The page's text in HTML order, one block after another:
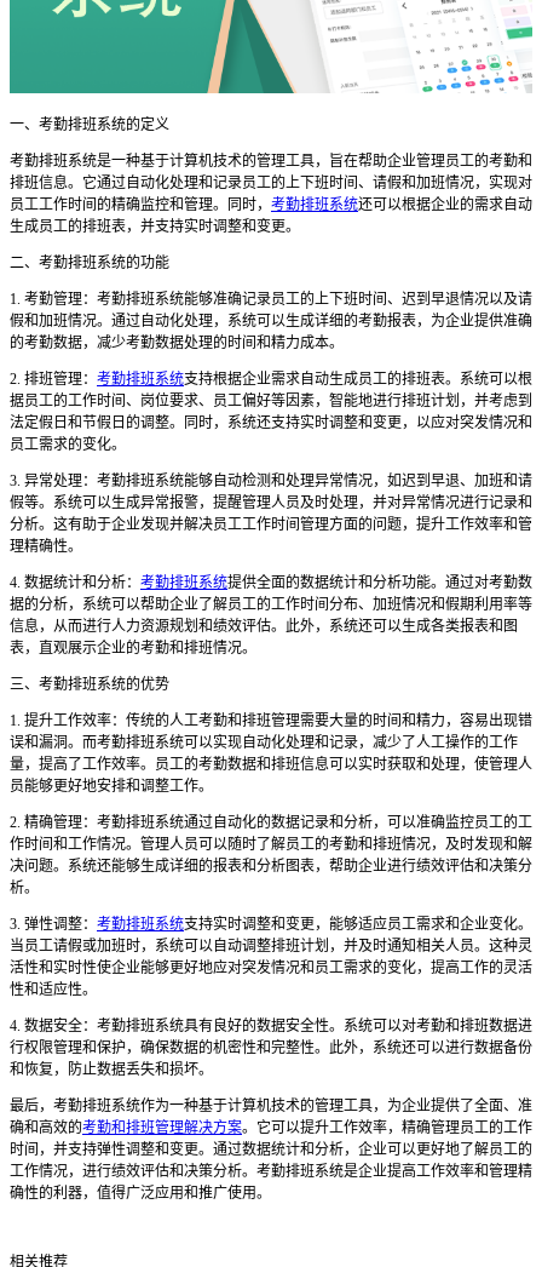
一、考勤排班系统的定义
考勤排班系统是一种基于计算机技术的管理工具，旨在帮助企业管理员工的考勤和
排班信息。它通过自动化处理和记录员工的上下班时间、请假和加班情况，实现对
员工工作时间的精确监控和管理。同时， 考勤排班系统还可以根据企业的需求自动
生成员工的排班表，并支持实时调整和变更。
二、考勤排班系统的功能
1. 考勤管理：考勤排班系统能够准确记录员工的上下班时间、迟到早退情况以及请
假和加班情况。通过自动化处理，系统可以生成详细的考勤报表，为企业提供准确
的考勤数据，减少考勤数据处理的时间和精力成本。
2. 排班管理： 考勤排班系统支持根据企业需求自动生成员工的排班表。系统可以根
据员工的工作时间、岗位要求、员工偏好等因素，智能地进行排班计划，并考虑到
法定假日和节假日的调整。同时，系统还支持实时调整和变更，以应对突发情况和
员工需求的变化。
3. 异常处理：考勤排班系统能够自动检测和处理异常情况，如迟到早退、加班和请
假等。系统可以生成异常报警，提醒管理人员及时处理，并对异常情况进行记录和
分析。这有助于企业发现并解决员工工作时间管理方面的问题，提升工作效率和管
理精确性。
4. 数据统计和分析： 考勤排班系统提供全面的数据统计和分析功能。通过对考勤数
据的分析，系统可以帮助企业了解员工的工作时间分布、加班情况和假期利用率等
信息，从而进行人力资源规划和绩效评估。此外，系统还可以生成各类报表和图
表，直观展示企业的考勤和排班情况。
三、考勤排班系统的优势
1. 提升工作效率：传统的人工考勤和排班管理需要大量的时间和精力，容易出现错
误和漏洞。而考勤排班系统可以实现自动化处理和记录，减少了人工操作的工作
量，提高了工作效率。员工的考勤数据和排班信息可以实时获取和处理，使管理人
员能够更好地安排和调整工作。
2. 精确管理：考勤排班系统通过自动化的数据记录和分析，可以准确监控员工的工
作时间和工作情况。管理人员可以随时了解员工的考勤和排班情况，及时发现和解
决问题。系统还能够生成详细的报表和分析图表，帮助企业进行绩效评估和决策分
析。
3. 弹性调整： 考勤排班系统支持实时调整和变更，能够适应员工需求和企业变化。
当员工请假或加班时，系统可以自动调整排班计划，并及时通知相关人员。这种灵
活性和实时性使企业能够更好地应对突发情况和员工需求的变化，提高工作的灵活
性和适应性。
4. 数据安全：考勤排班系统具有良好的数据安全性。系统可以对考勤和排班数据进
行权限管理和保护，确保数据的机密性和完整性。此外，系统还可以进行数据备份
和恢复，防止数据丢失和损坏。
最后，考勤排班系统作为一种基于计算机技术的管理工具，为企业提供了全面、准
确和高效的考勤和排班管理解决方案。它可以提升工作效率，精确管理员工的工作
时间，并支持弹性调整和变更。通过数据统计和分析，企业可以更好地了解员工的
工作情况，进行绩效评估和决策分析。考勤排班系统是企业提高工作效率和管理精
确性的利器，值得广泛应用和推广使用。
相关推荐